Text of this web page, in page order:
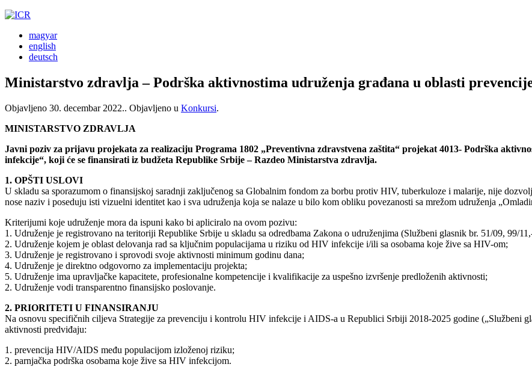
magyar
english
deutsch
Ministarstvo zdravlja – Podrška aktivnostima udruženja građana u oblasti
Objavljeno 30. decembar 2022.. Objavljeno u Konkursi.
MINISTARSTVO ZDRAVLJA
Javni poziv za prijavu projekata za realizaciju Programa 1802 „Preventivna zdravstvena zaštita“ projekat 4013- Podrška
infekcije“, koji će se finansirati iz budžeta Republike Srbije – Razdeo Ministarstva zdravlja.
1. OPŠTI USLOVI
U skladu sa sporazumom o finansijskoj saradnji zaključenog sa Globalnim fondom za borbu protiv HIV, tuberkuloze i malarije, nije
nose naziv i poseduju isti vizuelni identitet kao i sva udruženja koja se nalaze u bilo kom obliku povezanosti sa mrežom udruženja
Kriterijumi koje udruženje mora da ispuni kako bi apliciralo na ovom pozivu:
1. Udruženje je registrovano na teritoriji Republike Srbije u skladu sa odredbama Zakona o udruženjima (Službeni glasnik br. 51/09, 99/
2. Udruženje kojem je oblast delovanja rad sa ključnim populacijama u riziku od HIV infekcije i/ili sa osobama koje žive sa HIV-om;
3. Udruženje je registrovano i sprovodi svoje aktivnosti minimum godinu dana;
4. Udruženje je direktno odgovorno za implementaciju projekta;
5. Udruženje ima upravljačke kapacitete, profesionalne kompetencije i kvalifikacije za uspešno izvršenje predloženih aktivnosti;
2. Udruženje vodi transparentno finansijsko poslovanje.
2. PRIORITETI U FINANSIRANJU
Na osnovu specifičnih ciljeva Strategije za prevenciju i kontrolu HIV infekcije i AIDS-a u Republici Srbiji 2018-2025 godine („Službeni
aktivnosti predviđaju:
1. prevencija HIV/AIDS među populacijom izloženoj riziku;
2. parnjačka podrška osobama koje žive sa HIV infekcijom.